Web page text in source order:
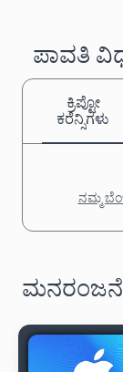
ಪಾವತಿ
ಕ್ರಿಪ್ಟೋ
ಕರೆನ್ಸಿಗಳು
ನಮ್ಮ
ಮನರಂಜನೆ